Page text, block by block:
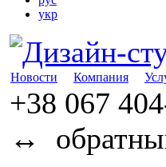
укр
Новости Компания
+38 067
↔